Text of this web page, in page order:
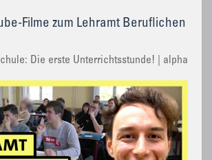
Filme zum Lehramt Beruflichen
Die erste Unterrichtsstunde! | alpha